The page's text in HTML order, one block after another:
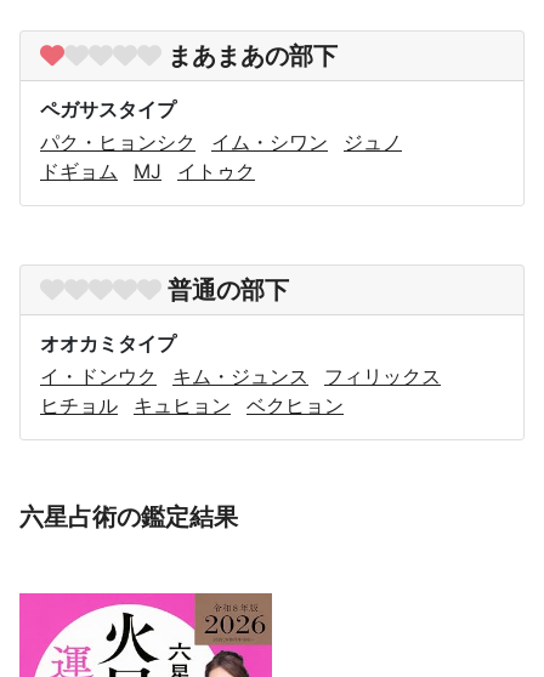
まあまあの部下
ペガサスタイプ
パク・ヒョンシク
イム・シワン
ジュノ
ドギョム
MJ イトゥク
普通の部下
オオカミタイプ
イ・ドンウク
キム・ジュンス
フィリックス
ヒチョル
キュヒョン ベクヒョン
六星占術の鑑定結果